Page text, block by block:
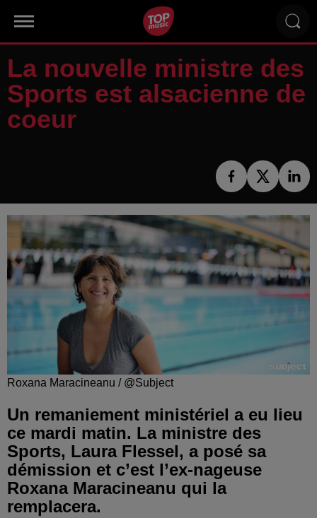
La nouvelle ministre des
Sports est alsacienne de
coeur
Roxana Maracineanu / @Subject
Un remaniement ministériel a eu lieu
ce mardi matin. La ministre des
Sports, Laura Flessel, a posé sa
démission et c’est l’ex-nageuse
Roxana Maracineanu qui la
remplacera.